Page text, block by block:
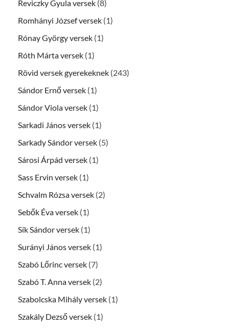
Reviczky Gyula versek (8)
Romhányi József versek (1)
Rónay György versek (1)
Róth Márta versek (1)
Rövid versek gyerekeknek (243)
Sándor Ernő versek (1)
Sándor Viola versek (1)
Sarkadi János versek (1)
Sarkady Sándor versek (5)
Sárosi Árpád versek (1)
Sass Ervin versek (1)
Schvalm Rózsa versek (2)
Sebők Éva versek (1)
Sík Sándor versek (1)
Surányi János versek (1)
Szabó Lőrinc versek (7)
Szabó T. Anna versek (2)
Szabolcska Mihály versek (1)
Szakály Dezső versek (1)